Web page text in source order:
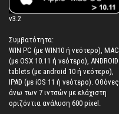
v3.2
Συμβατότητα:
WIN PC (με WIN10 ή νεότερο), MAC
(με OSX 10.11 ή νεότερο), ANDROID
tablets (με android 10 ή νεότερο),
IPAD (με iOS 11 ή νεότερο). Oθόνες
άνω των 7 ιντσών με ελάχιστη
οριζόντια ανάλυση 600 pixel.